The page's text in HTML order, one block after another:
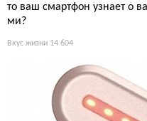
то ваш смартфон узнает о
ми?
Вкус жизни 14 604